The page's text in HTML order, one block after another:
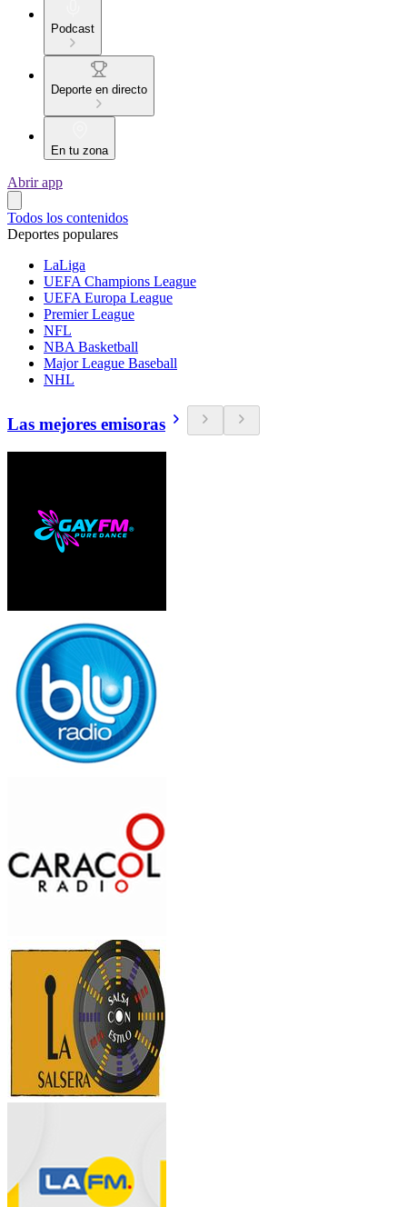
Podcast
Deporte en directo
En tu zona
Abrir app
Todos los contenidos
Deportes populares
LaLiga
UEFA Champions League
UEFA Europa League
Premier League
NFL
NBA Basketball
Major League Baseball
NHL
Las mejores emisoras